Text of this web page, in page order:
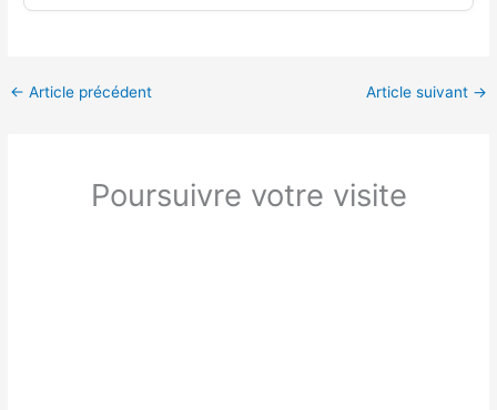
← Article précédent Article suivant →
Poursuivre votre visite